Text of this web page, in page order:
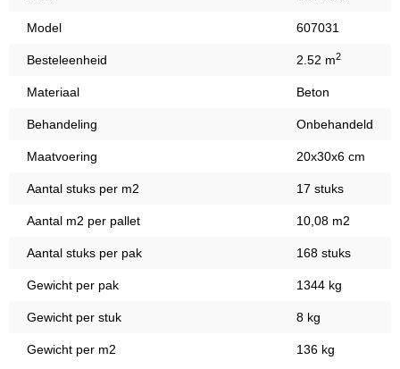
Model 607031
Besteleenheid 2.52 m2
Materiaal Beton
Behandeling Onbehandeld
Maatvoering 20x30x6 cm
Aantal stuks per m2 17 stuks
Aantal m2 per pallet 10,08 m2
Aantal stuks per pak 168 stuks
Gewicht per pak 1344 kg
Gewicht per stuk 8 kg
Gewicht per m2 136 kg